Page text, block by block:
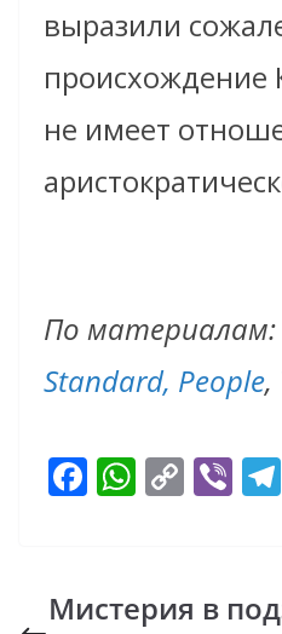
выразили
происхождение
не имеет
По материалам:
Standard, People,
F
b
W
s
C
y
Vi
Мистерия в